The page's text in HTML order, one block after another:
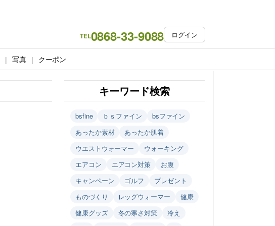
TEL0868-33-9088 ログイン
写真 クーポン
キーワード検索
bsfine ｂｓファイン
bsファイン
あったか素材
あったか肌着
ウエストウォーマー
ウォーキング
エアコン
エアコン対策
お腹
キャンペーン
ゴルフ
プレゼント
ものづくり
レッグウォーマー
健康
健康グッズ
冬の寒さ対策
冷え